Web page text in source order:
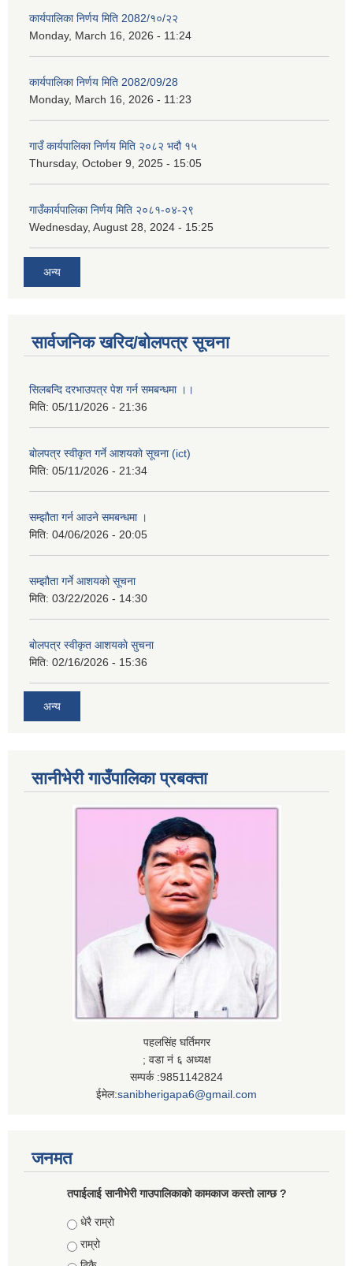
कार्यपालिका निर्णय मिति 2082/१०/२२
Monday, March 16, 2026 - 11:24
कार्यपालिका निर्णय मिति 2082/09/28
Monday, March 16, 2026 - 11:23
गाउँ कार्यपालिका निर्णय मिति २०८२ भदौ १५
Thursday, October 9, 2025 - 15:05
गाउँकार्यपालिका निर्णय मिति २०८१-०४-२९
Wednesday, August 28, 2024 - 15:25
अन्य
सार्वजनिक खरिद/बोलपत्र सूचना
सिलबन्दि दरभाउपत्र पेश गर्न समबन्धमा ।।
मिति: 05/11/2026 - 21:36
बाेलपत्र स्वीकृत गर्ने आशयकाे सूचना (ict)
मिति: 05/11/2026 - 21:34
सम्झौता गर्न आउने समबन्धमा ।
मिति: 04/06/2026 - 20:05
सम्झौता गर्ने आशयको सूचना
मिति: 03/22/2026 - 14:30
बाेलपत्र स्वीकृत आशयकाे सुचना
मिति: 02/16/2026 - 15:36
अन्य
सानीभेरी गाउँपालिका प्रबक्ता
पहलसिंह घर्तिमगर
; वडा नं ६ अध्यक्ष
सम्पर्क :9851142824
ईमेल:sanibherigapa6@gmail.com
जनमत
तपाईलाई सानीभेरी गाउपालिकाकाे कामकाज कस्ताे लाग्छ ?
Choices
धेरै राम्राे
राम्रो